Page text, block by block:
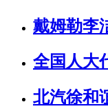
戴姆勒李
全国人大
北汽徐和